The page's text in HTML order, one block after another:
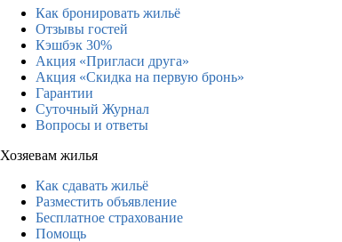
Как бронировать жильё
Отзывы гостей
Кэшбэк 30%
Акция «Пригласи друга»
Акция «Скидка на первую бронь»
Гарантии
Суточный Журнал
Вопросы и ответы
Хозяевам жилья
Как сдавать жильё
Разместить объявление
Бесплатное страхование
Помощь